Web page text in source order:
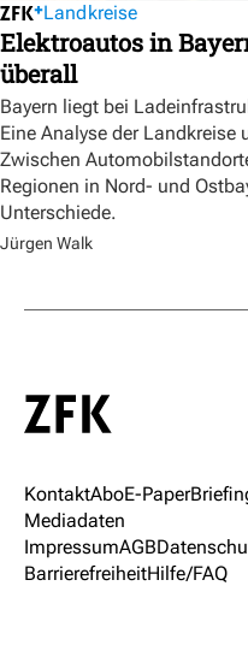
Landkreise
Elektroautos in
überall
Bayern liegt bei
Eine Analyse der Landkreise
Zwischen
Regionen in Nord- und
Unterschiede.
Jürgen Walk
KontaktAboE-Paper
Mediadaten
ImpressumAGB
BarrierefreiheitHilfe/FAQ